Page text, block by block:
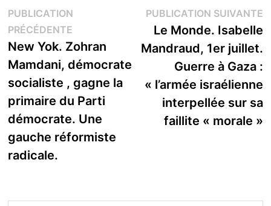
Navigation
de
l’article
PUBLICATION
PRÉCÉDENTEPublication
précédente :
New Yok. Zohran
Mamdani, démocrate
socialiste , gagne la
primaire du Parti
démocrate. Une
gauche réformiste
radicale.
PUBLICATION SUIVANTE
Le Monde. Isabelle
Mandraud, 1er juillet.
Guerre à Gaza :
« l’armée israélienne
interpellée sur sa
faillite « morale »